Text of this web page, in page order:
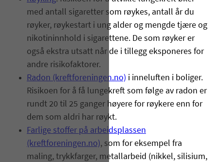
med antall sigaretter som røykes, antall år du
røyker, røykestart i ung alder og mengde tjære og
nikotininnhold i sigarettene. De som røyker er
også ekstra utsatt når de i tillegg eksponeres for
andre risikofaktorer.
Radon (kreftforeningen.no) i inneluften i boliger.
Risikoen for å få lungekreft som følge av radon er
rundt 20 til 25 ganger høyere for røykere enn for
dem som aldri har røykt.
Farlige stoffer på arbeidsplassen
(kreftforeningen.no), som for eksempel fra
maling, trykkfarger, metallarbeid (nikkel, silisium,